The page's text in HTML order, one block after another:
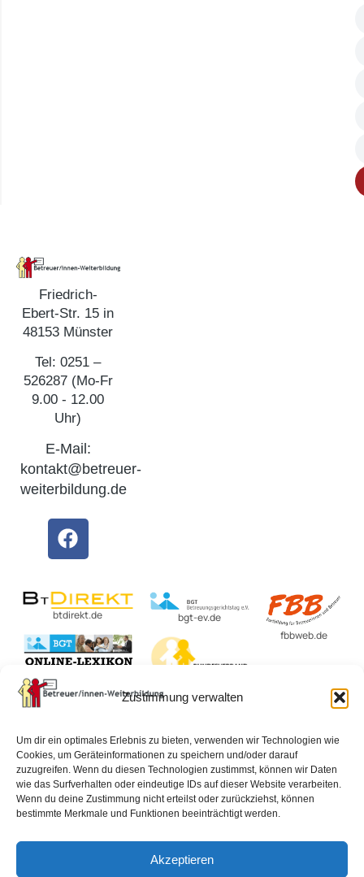
Zustimmung verwalten
Um dir ein optimales Erlebnis zu bieten, verwenden wir Technologien wie
Cookies, um Geräteinformationen zu speichern und/oder darauf
zuzugreifen. Wenn du diesen Technologien zustimmst, können wir Daten
wie das Surfverhalten oder eindeutige IDs auf dieser Website verarbeiten.
Wenn du deine Zustimmung nicht erteilst oder zurückziehst, können
bestimmte Merkmale und Funktionen beeinträchtigt werden.
Akzeptieren
Friedrich-
Ebert-Str. 15 in
48153 Münster
Tel: 0251 –
526287 (Mo-Fr
9.00 - 12.00
Uhr)
E-Mail:
kontakt@betreuer-
weiterbildung.de
btdirekt.de bgt-ev.de
BvBEF.de
fbbweb.de
Impressum Datenschutzerklärung AGB